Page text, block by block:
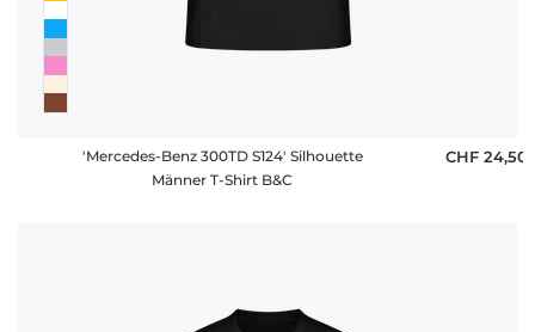
'Mercedes-Benz 300TD S124' Silhouette
Männer T-Shirt B&C
CHF 24,50